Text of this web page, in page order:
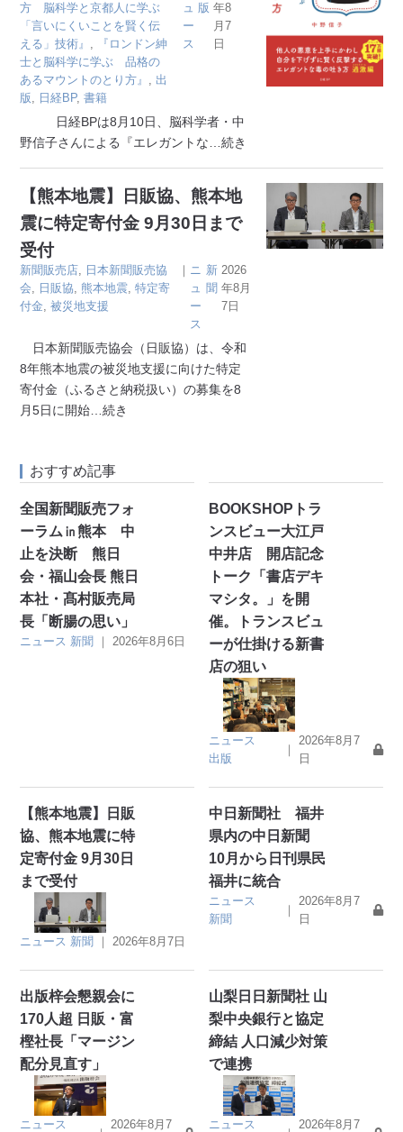
方 脳科学と京都人に学ぶ
「言いにくいことを賢く伝
える」技術』 ,
『ロンドン紳
士と脳科学に学ぶ 品格の
あるマウントのとり方』 , 出
版, 日経BP,書籍
ュ
ー
ス
版 年8
月7
日
日経BPは8月10日、脳科学者・中
野信子さんによる『エレガントな …続き
【熊本地震】日販協、熊本地
震に特定寄付金 9月30日まで
受付
新聞販売店, 日本新聞販売協
会, 日販協, 熊本地震,特定寄
付金,被災地支援
｜ ニ
ュ
ー
ス
新
聞
2026
年8月
7日
日本新聞販売協会（日販協）は、令和
8年熊本地震の被災地支援に向けた特定
寄付金（ふるさと納税扱い）の募集を8
月5日に開始 …続き
おすすめ記事
全国新聞販売フォ
ーラム㏌熊本 中
止を決断 熊日
会・福山会長 熊日
本社・髙村販売局
長「断腸の思い」
ニュース 新聞 ｜2026年8月6日
BOOKSHOPトラ
ンスビュー大江戸
中井店 開店記念
トーク「書店デキ
マシタ。」を開
催。トランスビュ
ーが仕掛ける新書
店の狙い
ニュース
出版
｜
2026年8月7
日
【熊本地震】日販
協、熊本地震に特
定寄付金 9月30日
まで受付
ニュース 新聞 ｜2026年8月7日
中日新聞社 福井
県内の中日新聞
10月から日刊県民
福井に統合
ニュース
新聞
｜
2026年8月7
日
出版梓会懇親会に
170人超 日販・富
樫社長「マージン
配分見直す」
ニュース
2026年8月7
山梨日日新聞社 山
梨中央銀行と協定
締結 人口減少対策
で連携
ニュース
2026年8月7